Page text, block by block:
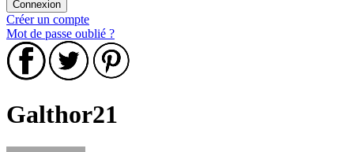
Créer un compte
Mot de passe oublié ?
Galthor21